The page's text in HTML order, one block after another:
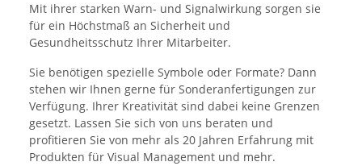
Mit ihrer starken Warn- und Signalwirkung sorgen sie
für ein Höchstmaß an Sicherheit und
Gesundheitsschutz Ihrer Mitarbeiter.
Sie benötigen spezielle Symbole oder Formate? Dann
stehen wir Ihnen gerne für Sonderanfertigungen zur
Verfügung. Ihrer Kreativität sind dabei keine Grenzen
gesetzt. Lassen Sie sich von uns beraten und
profitieren Sie von mehr als 20 Jahren Erfahrung mit
Produkten für Visual Management und mehr.